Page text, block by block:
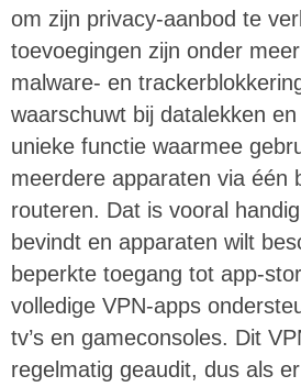
om zijn privacy-aanbod te
toevoegingen zijn onder
malware- en
waarschuwt bij datalekken en
unieke functie waarmee
meerdere apparaten via één
routeren. Dat is vooral
bevindt en apparaten wilt
beperkte toegang tot app-
volledige VPN-apps
tv’s en gameconsoles. Dit
regelmatig geaudit, dus als